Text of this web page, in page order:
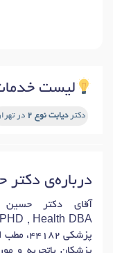
لیست
دکتردیابت نوع 2 در
درباره‌ی
پزشکی